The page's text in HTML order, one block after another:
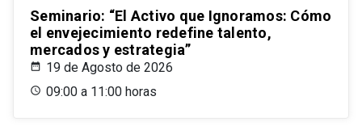
Seminario: “El Activo que Ignoramos: Cómo
el envejecimiento redefine talento,
mercados y estrategia”
19 de Agosto de 2026
09:00 a 11:00 horas